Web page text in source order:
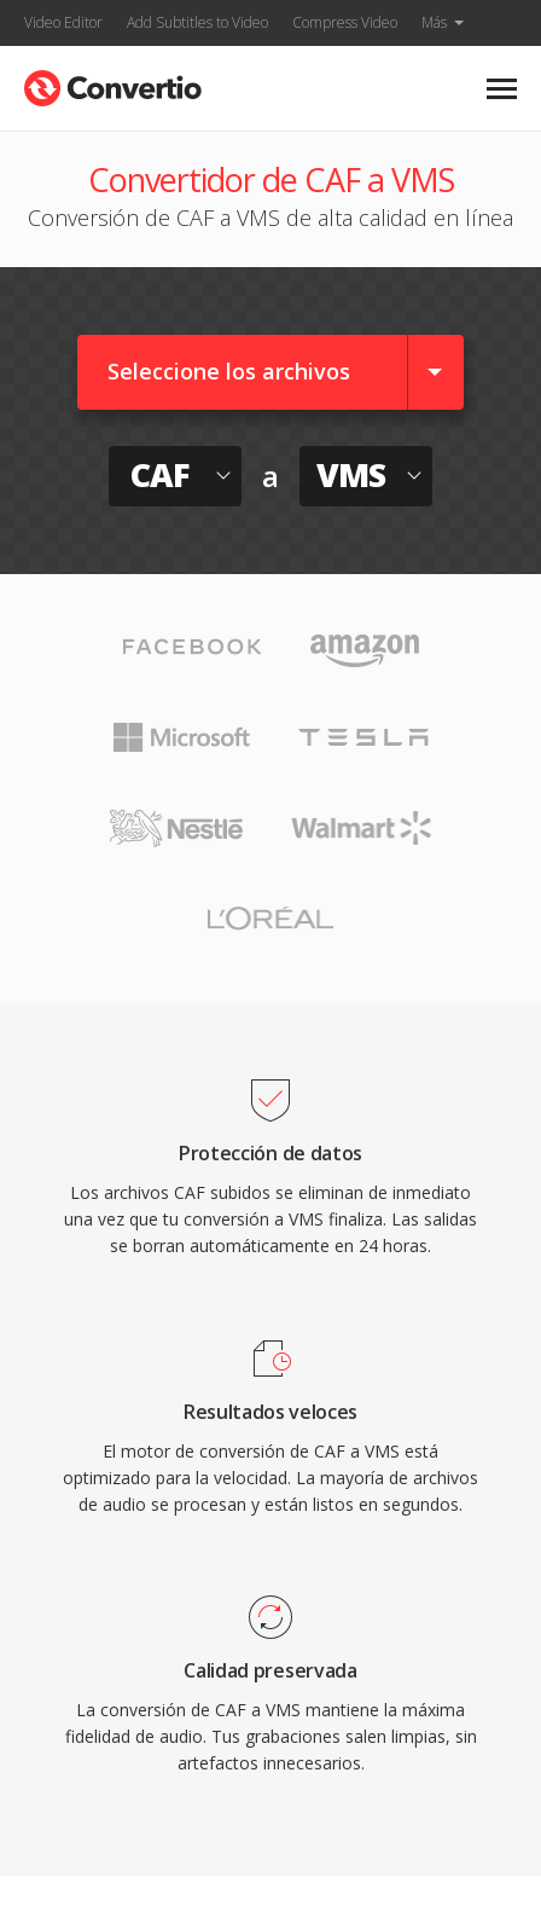
Video Editor Add Subtitles to Video Compress Video Más
Convertidor de CAF a VMS
Conversión de CAF a VMS de alta calidad en línea
Seleccione los archivos
CAF a VMS
Protección de datos
Los archivos CAF subidos se eliminan de inmediato
una vez que tu conversión a VMS finaliza. Las salidas
se borran automáticamente en 24 horas.
Resultados veloces
El motor de conversión de CAF a VMS está
optimizado para la velocidad. La mayoría de archivos
de audio se procesan y están listos en segundos.
Calidad preservada
La conversión de CAF a VMS mantiene la máxima
fidelidad de audio. Tus grabaciones salen limpias, sin
artefactos innecesarios.